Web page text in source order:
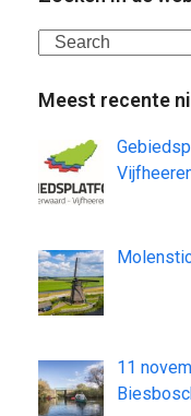
Search
Meest recente
11